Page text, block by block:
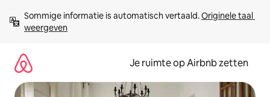
direct
naar
Sommige informatie is automatisch vertaald. Originele taal
weergeven
Je ruimte op Airbnb zetten